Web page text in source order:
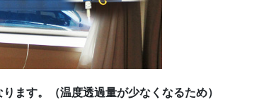
ます。（温度透過量が少なくなるため）